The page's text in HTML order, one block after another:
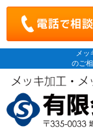
メ
のご